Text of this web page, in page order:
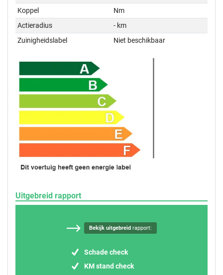
Koppel
Nm
Actieradius
- km
Zuinigheidslabel
Niet beschikbaar
Uitgebreid rapport
Bekijk uitgebreidrapport:
Schade check
KM stand check